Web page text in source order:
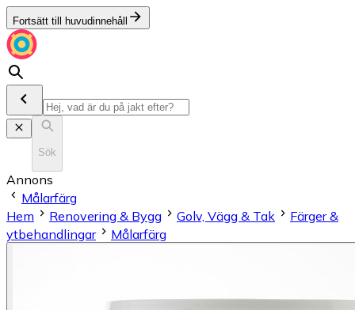
Fortsätt till huvudinnehåll
Sök
Annons
Målarfärg
Hem
Renovering & Bygg Golv, Vägg & Tak
Färger &
ytbehandlingar
Målarfärg